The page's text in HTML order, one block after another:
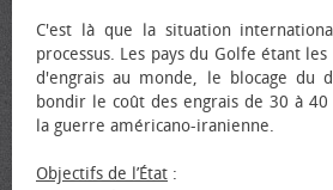
C'est là que la situation
processus. Les pays du Golfe étant
d'engrais au monde, le blocage du
bondir le coût des engrais de 30 à
la guerre américano-iranienne.
Objectifs de l’État :